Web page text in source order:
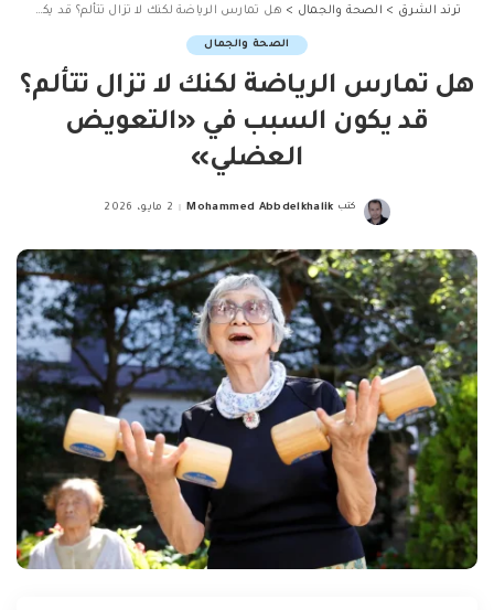
ترند الشرق > الصحة والجمال > هل تمارس الرياضة لكنك لا تزال تتألم؟ قد يكون السبب في «التعويض العضلي»
الصحة والجمال
هل تمارس الرياضة لكنك لا تزال تتألم؟
قد يكون السبب في «التعويض
العضلي»
Posted
كتب Mohammed Abbdelkhalik 2 مايو، 2026